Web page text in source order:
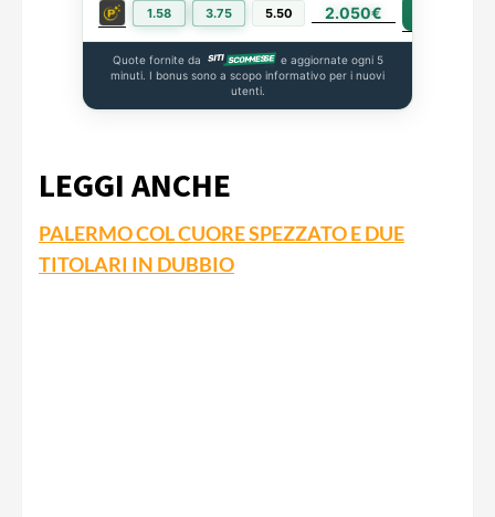
1.58 3.75 5.50 2.050€
Quote fornite da
e aggiornate ogni 5
minuti. I bonus sono a scopo informativo per i nuovi
utenti.
LEGGI ANCHE
PALERMO COL CUORE SPEZZATO E DUE
TITOLARI IN DUBBIO